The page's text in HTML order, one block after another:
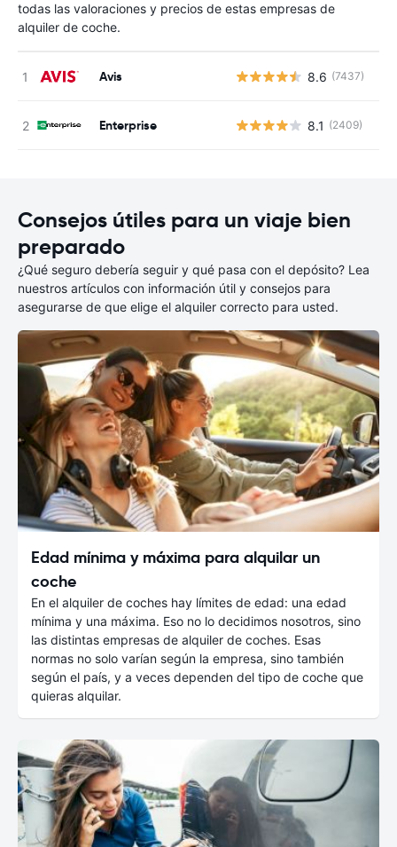
todas las valoraciones y precios de estas empresas de
alquiler de coche.
Avis 8.6 (7437)
Enterprise 8.1 (2409)
Consejos útiles para un viaje bien
preparado
¿Qué seguro debería seguir y qué pasa con el depósito? Lea
nuestros artículos con información útil y consejos para
asegurarse de que elige el alquiler correcto para usted.
Edad mínima y máxima para alquilar un
coche
En el alquiler de coches hay límites de edad: una edad
mínima y una máxima. Eso no lo decidimos nosotros, sino
las distintas empresas de alquiler de coches. Esas
normas no solo varían según la empresa, sino también
según el país, y a veces dependen del tipo de coche que
quieras alquilar.